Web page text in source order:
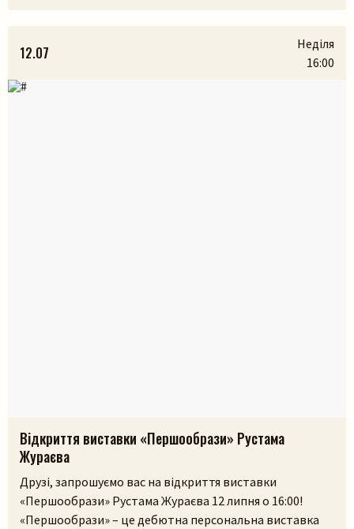
народилися з українських легенд, природи та музики.
На вас чекають:– презентація книги разом з авторами
Марією Яремак та Павлом Яремаком.– […]
12.07
Неділя
16:00
Відкриття виставки «Першообрази» Рустама
Жураєва
Друзі, запрошуємо вас на відкриття виставки
«Першообрази» Рустама Жураєва 12 липня о 16:00!
«Першообрази» – це дебютна персональна виставка